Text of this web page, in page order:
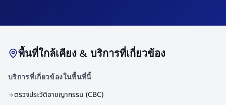
พื้นที่ใกล้เคียง & บริการที่เกี่ยวข้อง
บริการที่เกี่ยวข้องในพื้นที่นี้
ตรวจประวัติอาชญากรรม (CBC)